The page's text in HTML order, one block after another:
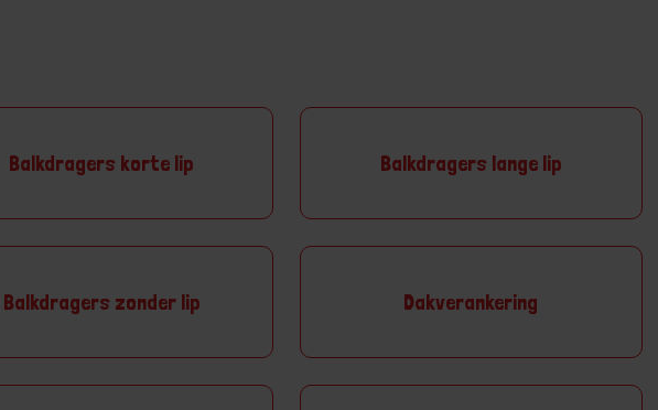
Balkdragers korte lip Balkdragers lange lip
Balkdragers zonder lip Dakverankering